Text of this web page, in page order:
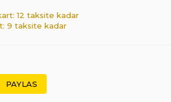
12 taksite kadar
9 taksite kadar
PAYLAS